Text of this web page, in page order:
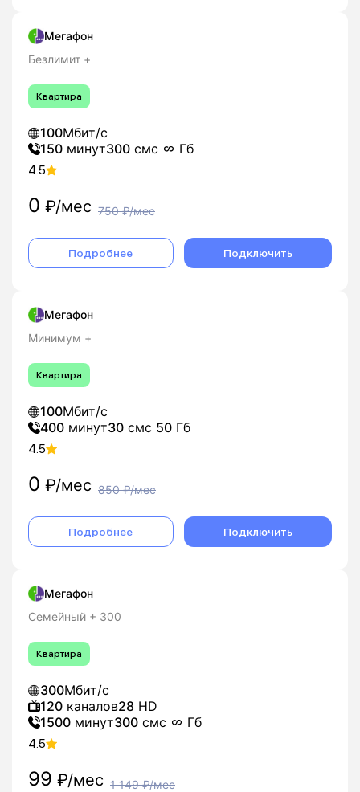
Мегафон
Безлимит +
Квартира
100Мбит/с
150 минут300 смс Гб
4.5
0 ₽/мес 750₽/мес
Подробнее Подключить
Мегафон
Минимум +
Квартира
100Мбит/с
400 минут30 смс 50 Гб
4.5
0 ₽/мес 850₽/мес
Подробнее Подключить
Мегафон
Семейный + 300
Квартира
300Мбит/с
120 каналов28 HD
1500 минут300 смс Гб
4.5
99 ₽/мес 1 149₽/мес